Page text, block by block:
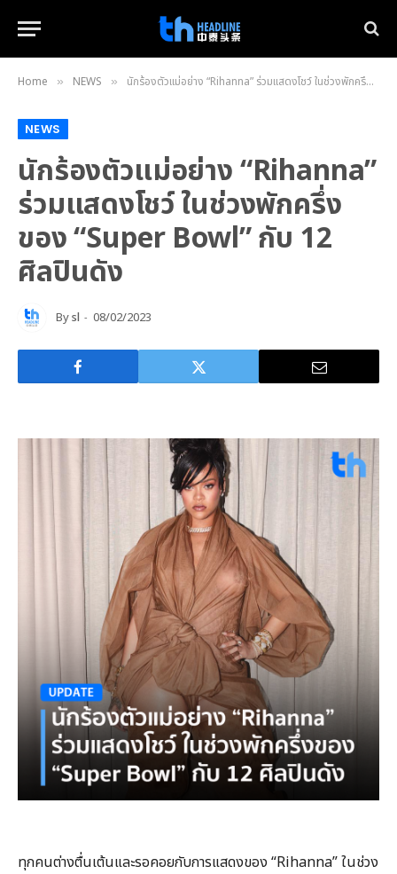
Home » NEWS » นักร้องตัวแม่อย่าง “Rihanna” ร่วมแสดงโชว์ ในช่วงพักครึ่งของ “Super Bowl” กับ 12 ศิลปินดัง
NEWS
นักร้องตัวแม่อย่าง “Rihanna”
ร่วมแสดงโชว์ ในช่วงพักครึ่ง
ของ “Super Bowl” กับ 12
ศิลปินดัง
Bysl 08/02/2023
ทุกคนต่างตื่นเต้นและรอคอยกับการแสดงของ “Rihanna” ในช่วง